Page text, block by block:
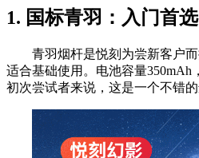
1. 国标青羽：入门首选
青羽烟杆是悦刻为尝新客户
适合基础使用。电池容量350mAh
初次尝试者来说，这是一个不错